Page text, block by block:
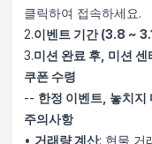
클릭하여 접속하세요.
2.이벤트 기간 (3.8 ~
3.미션 완료 후, 미션
쿠폰 수령
-- 한정 이벤트, 놓치지
주의사항
• 거래량 계산: 현물 거